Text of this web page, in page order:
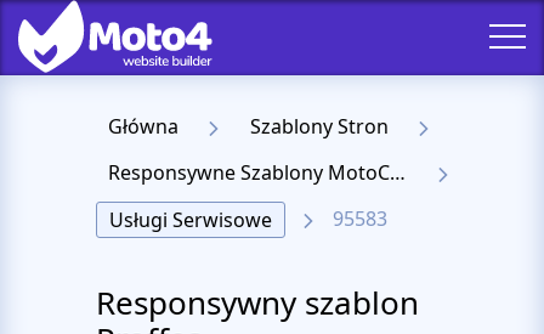
Główna
Szablony Stron
Responsywne Szablony MotoCMS 3
Usługi Serwisowe
95583
Responsywny szablon